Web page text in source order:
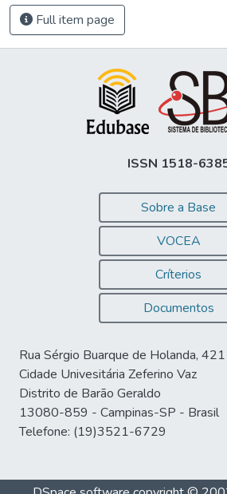
Full item page
ISSN 1518-
Sobre a Base
VOCEA
Críterios
Documentos
Rua Sérgio Buarque de Holanda, 421
Cidade Univesitária Zeferino Vaz
Distrito de Barão Geraldo
13080-859 - Campinas-SP - Brasil
Telefone: (19)3521-6729